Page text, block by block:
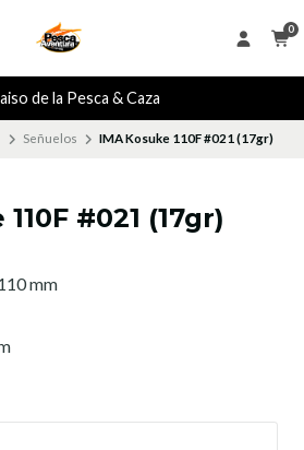
0
de la Pesca & Caza
Señuelos IMA Kosuke 110F #021 (17gr)
#021 (17gr)
mm